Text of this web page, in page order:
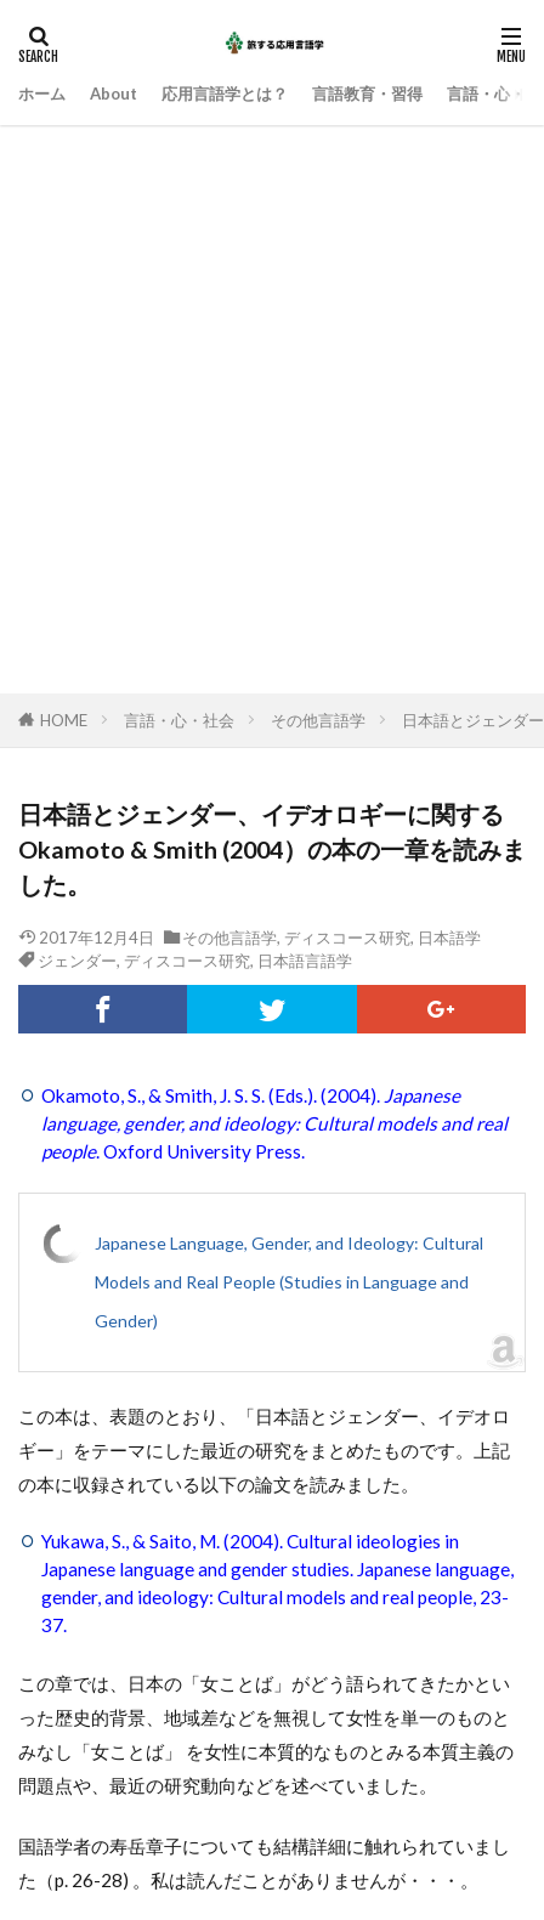
ホーム About 応用言語学とは？ 言語教育・習得 言語・心・
HOME 言語・心・社会 その他言語学 日本語とジェンダ
日本語とジェンダー、イデオロギーに関する
Okamoto & Smith (2004）の本の一章を読みま
した。
2017年12月4日 その他言語学, ディスコース研究, 日本語学
ジェンダー, ディスコース研究, 日本語言語学
Okamoto, S., & Smith, J. S. S. (Eds.). (2004).
Japanese
language, gender, and ideology: Cultural models and real
people. Oxford University Press.
Japanese Language, Gender, and Ideology: Cultural
Models and Real People (Studies in Language and
Gender)
この本は、表題のとおり、「日本語とジェンダー、イデオロ
ギー」をテーマにした最近の研究をまとめたものです。上記
の本に収録されている以下の論文を読みました。
Yukawa, S., & Saito, M. (2004). Cultural ideologies in
Japanese language and gender studies. Japanese language,
gender, and ideology: Cultural models and real people, 23-
37.
この章では、日本の「女ことば」がどう語られてきたかとい
った歴史的背景、地域差などを無視して女性を単一のものと
みなし「女ことば」 を女性に本質的なものとみる本質主義の
問題点や、最近の研究動向などを述べていました。
国語学者の寿岳章子についても結構詳細に触れられていまし
た（p. 26-28) 。私は読んだことがありませんが・・・。